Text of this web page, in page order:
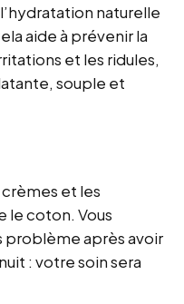
naturelle
aide à prévenir la
et les ridules,
souple et
et les
le coton. Vous
problème après avoir
: votre soin sera